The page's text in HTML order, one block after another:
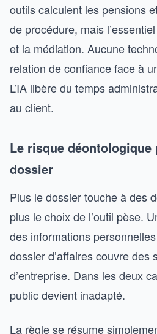
outils calculent les pensions
de procédure, mais
et la médiation. Aucune
relation de confiance face à
L’IA libère du temps
au client.
Le risque déontologique
dossier
Plus le dossier touche à des
plus le choix de l’outil pèse.
des informations
dossier d’affaires couvre des
d’entreprise. Dans les deux
public devient inadapté.
La règle se résume